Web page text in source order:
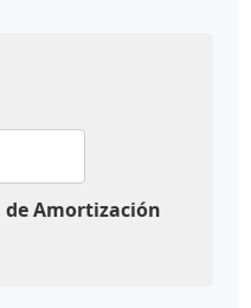
Amortización